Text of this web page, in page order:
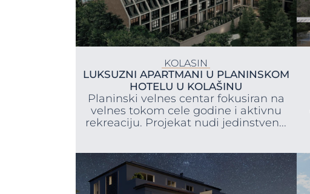
KOLASIN
LUKSUZNI APARTMANI U PLANINSKOM
HOTELU U KOLAŠINU
Planinski velnes centar fokusiran na
velnes tokom cele godine i aktivnu
rekreaciju. Projekat nudi jedinstven...